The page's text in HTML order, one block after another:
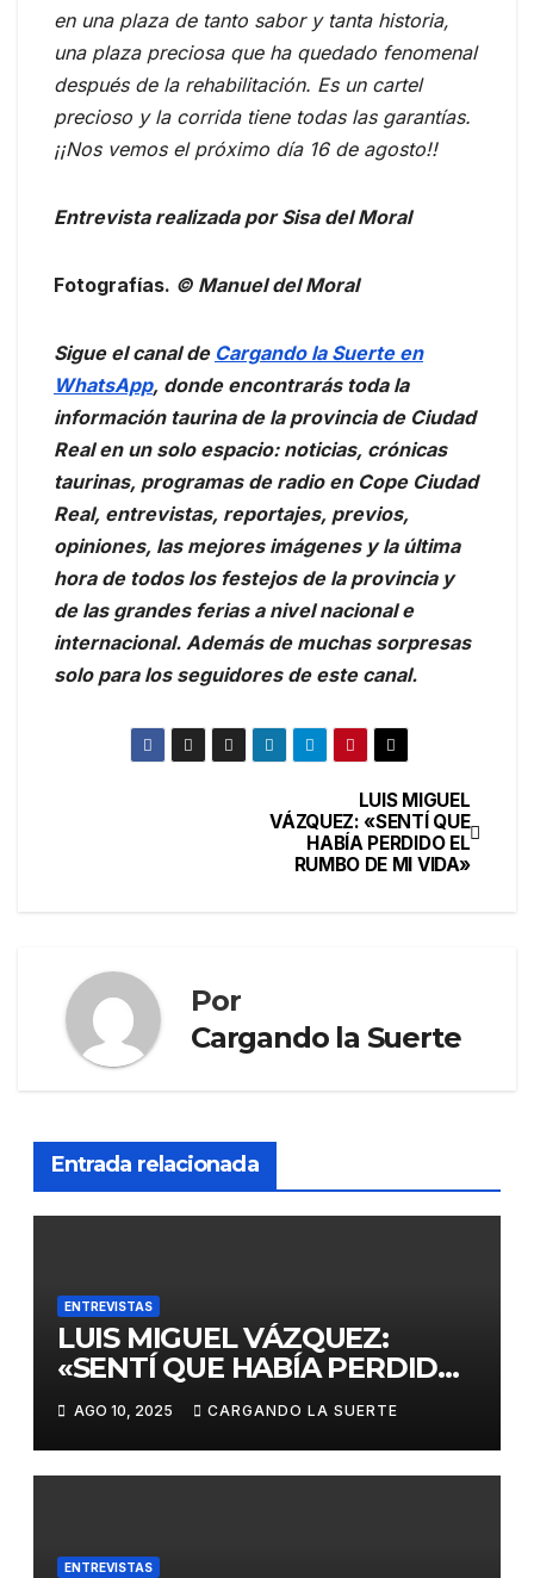
en una plaza de tanto sabor y tanta historia,
una plaza preciosa que ha quedado fenomenal
después de la rehabilitación. Es un cartel
precioso y la corrida tiene todas las garantías.
¡¡Nos vemos el próximo día 16 de agosto!!
Entrevista realizada por Sisa del Moral
Fotografías. © Manuel del Moral
Sigue el canal de Cargando la Suerte en
WhatsApp, donde encontrarás toda la
información taurina de la provincia de Ciudad
Real en un solo espacio: noticias, crónicas
taurinas, programas de radio en Cope Ciudad
Real, entrevistas, reportajes, previos,
opiniones, las mejores imágenes y la última
hora de todos los festejos de la provincia y
de las grandes ferias a nivel nacional e
internacional. Además de muchas sorpresas
solo para los seguidores de este canal.
LUIS MIGUEL
VÁZQUEZ: «SENTÍ QUE
HABÍA PERDIDO EL
RUMBO DE MI VIDA»
Por
Cargando la Suerte
Entrada relacionada
ENTREVISTAS
LUIS MIGUEL VÁZQUEZ:
«SENTÍ QUE HABÍA PERDIDO
EL RUMBO DE MI VIDA»
AGO 10, 2025 CARGANDO LA SUERTE
ENTREVISTAS